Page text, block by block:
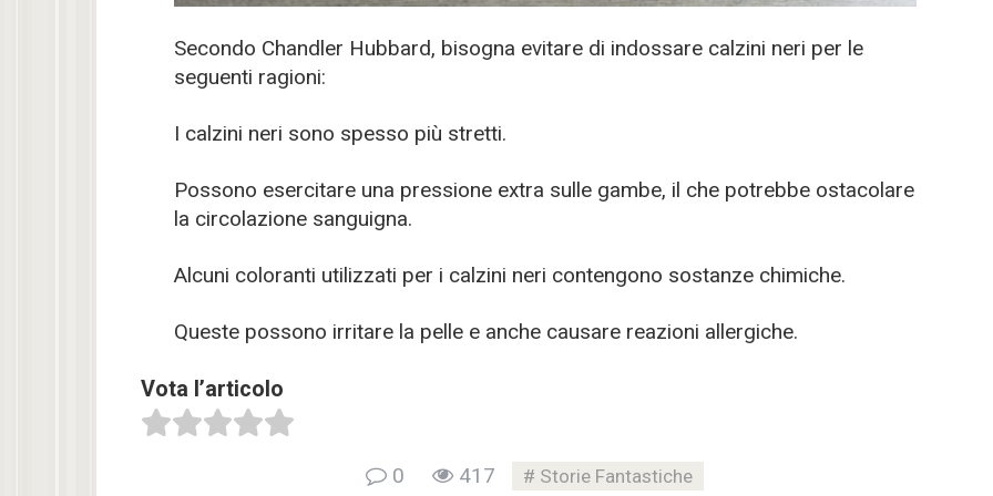
Secondo Chandler Hubbard, bisogna evitare di indossare calzini neri per le
seguenti ragioni:
I calzini neri sono spesso più stretti.
Possono esercitare una pressione extra sulle gambe, il che potrebbe ostacolare
la circolazione sanguigna.
Alcuni coloranti utilizzati per i calzini neri contengono sostanze chimiche.
Queste possono irritare la pelle e anche causare reazioni allergiche.
Vota l’articolo
0 417 Storie Fantastiche